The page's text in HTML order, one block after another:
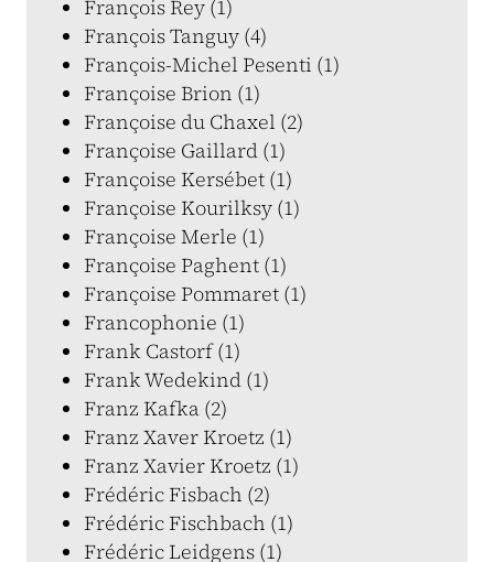
François Rey (1)
François Tanguy (4)
François-Michel Pesenti (1)
Françoise Brion (1)
Françoise du Chaxel (2)
Françoise Gaillard (1)
Françoise Kersébet (1)
Françoise Kourilksy (1)
Françoise Merle (1)
Françoise Paghent (1)
Françoise Pommaret (1)
Francophonie (1)
Frank Castorf (1)
Frank Wedekind (1)
Franz Kafka (2)
Franz Xaver Kroetz (1)
Franz Xavier Kroetz (1)
Frédéric Fisbach (2)
Frédéric Fischbach (1)
Frédéric Leidgens (1)